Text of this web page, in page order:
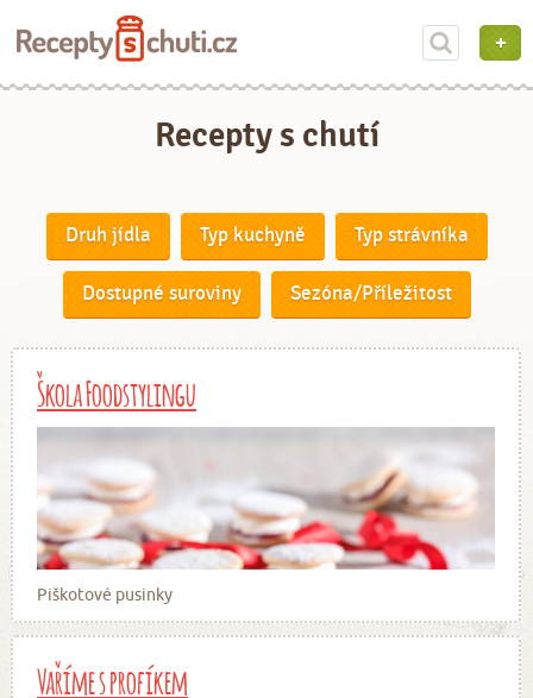
Recepty s chutí
Druh jídla Typ kuchyně Typ strávníka
Dostupné suroviny Sezóna/Příležitost
Škola Foodstylingu
Piškotové pusinky
Vaříme s profíkem